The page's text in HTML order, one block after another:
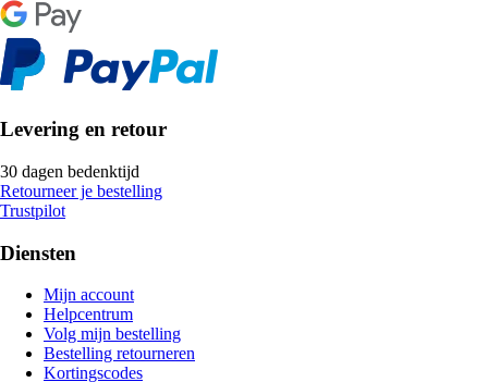
Levering en retour
30 dagen bedenktijd
Retourneer je bestelling
Trustpilot
Diensten
Mijn account
Helpcentrum
Volg mijn bestelling
Bestelling retourneren
Kortingscodes